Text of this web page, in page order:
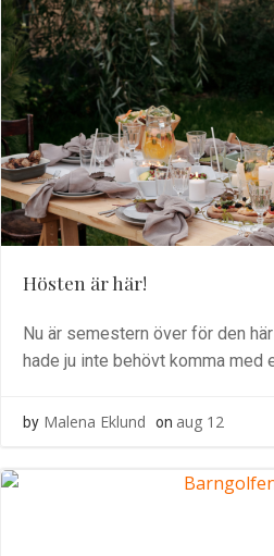
Hösten är här!
Nu är semestern över för den
hade ju inte behövt komma med
by Malena Eklund on aug 12